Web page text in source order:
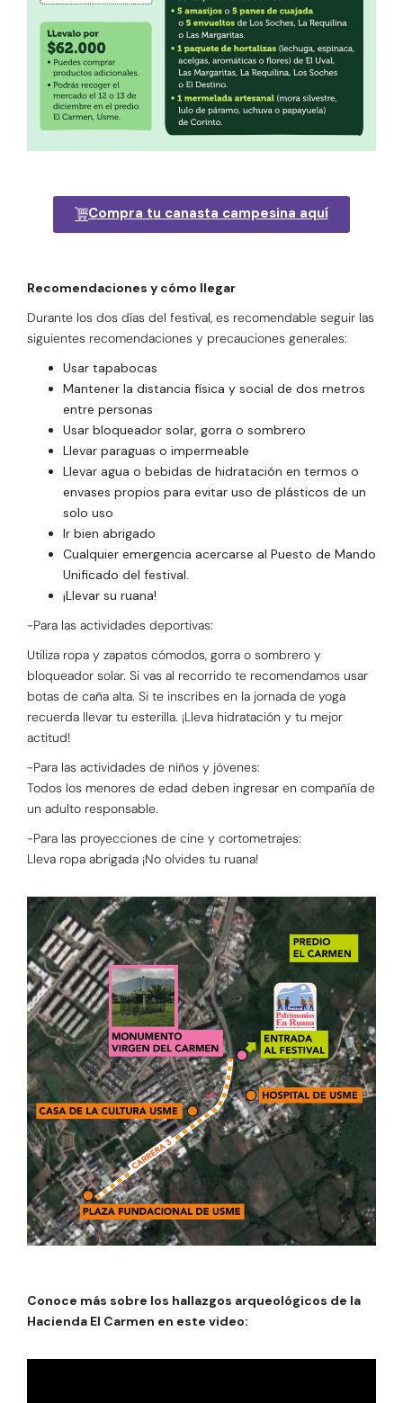
Compra tu canasta campesina aquí
Recomendaciones y cómo llegar
Durante los dos días del festival, es recomendable seguir las
siguientes recomendaciones y precauciones generales:
Usar tapabocas
Mantener la distancia física y social de dos metros
entre personas
Usar bloqueador solar, gorra o sombrero
Llevar paraguas o impermeable
Llevar agua o bebidas de hidratación en termos o
envases propios para evitar uso de plásticos de un
solo uso
Ir bien abrigado
Cualquier emergencia acercarse al Puesto de Mando
Unificado del festival.
¡Llevar su ruana!
-Para las actividades deportivas:
Utiliza ropa y zapatos cómodos, gorra o sombrero y
bloqueador solar. Si vas al recorrido te recomendamos usar
botas de caña alta. Si te inscribes en la jornada de yoga
recuerda llevar tu esterilla. ¡Lleva hidratación y tu mejor
actitud!
-Para las actividades de niños y jóvenes:
Todos los menores de edad deben ingresar en compañía de
un adulto responsable.
-Para las proyecciones de cine y cortometrajes:
Lleva ropa abrigada ¡No olvides tu ruana!
Conoce más sobre los hallazgos arqueológicos de la
Hacienda El Carmen en este video: